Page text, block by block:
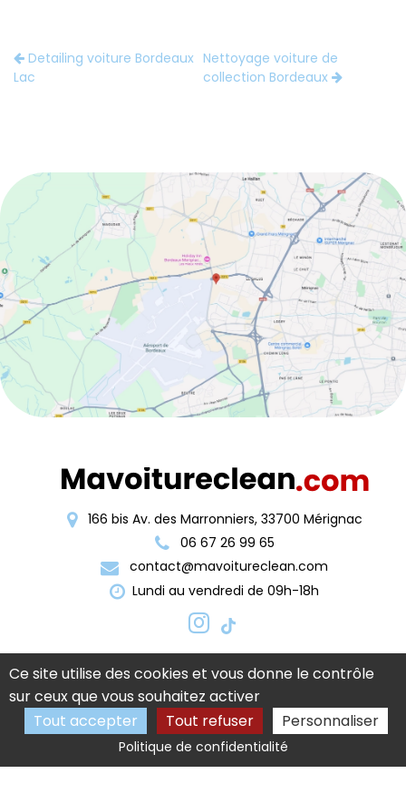
Detailing voiture Bordeaux
Lac
Nettoyage voiture de
collection Bordeaux
166 bis Av. des Marronniers, 33700 Mérignac
06 67 26 99 65
contact@mavoitureclean.com
Lundi au vendredi de 09h-18h
Activités
Nettoyage auto Pessac
Nettoyage auto Bègles
Detailing auto Pessac
Detailing auto Bordeaux
Ce site utilise des cookies et vous donne le contrôle
sur ceux que vous souhaitez activer
Tout accepter
Tout refuser Personnaliser
Politique de confidentialité